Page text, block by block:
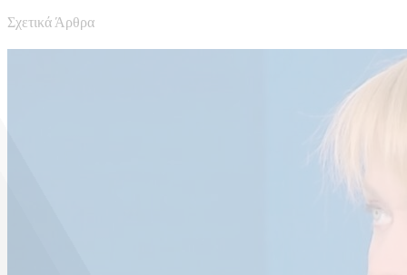
Σχετικά Άρθρα